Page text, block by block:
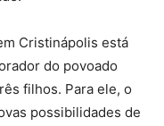
Cristinápolis está
do povoado
filhos. Para ele, o
possibilidades de